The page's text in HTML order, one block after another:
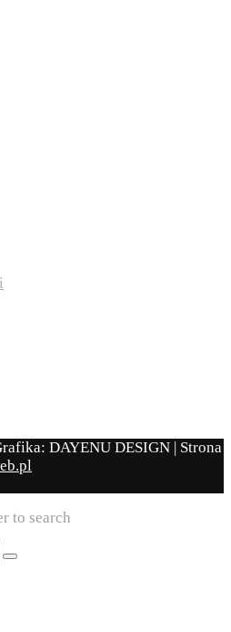
DAYENU DESIGN | Strona
to search